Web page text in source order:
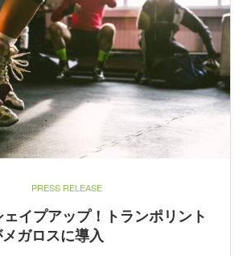
PRESS RELEASE
イプアップ！トランポリント
ガロスに導入